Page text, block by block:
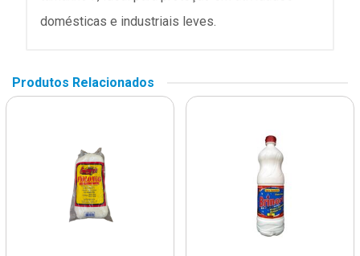
domésticas e industriais leves.
Produtos Relacionados